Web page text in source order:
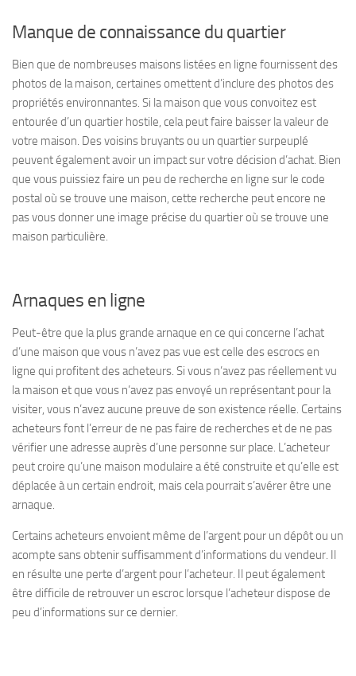
Manque de connaissance du quartier
Bien que de nombreuses maisons listées en ligne fournissent des
photos de la maison, certaines omettent d’inclure des photos des
propriétés environnantes. Si la maison que vous convoitez est
entourée d’un quartier hostile, cela peut faire baisser la valeur de
votre maison. Des voisins bruyants ou un quartier surpeuplé
peuvent également avoir un impact sur votre décision d’achat. Bien
que vous puissiez faire un peu de recherche en ligne sur le code
postal où se trouve une maison, cette recherche peut encore ne
pas vous donner une image précise du quartier où se trouve une
maison particulière.
Arnaques en ligne
Peut-être que la plus grande arnaque en ce qui concerne l’achat
d’une maison que vous n’avez pas vue est celle des escrocs en
ligne qui profitent des acheteurs. Si vous n’avez pas réellement vu
la maison et que vous n’avez pas envoyé un représentant pour la
visiter, vous n’avez aucune preuve de son existence réelle. Certains
acheteurs font l’erreur de ne pas faire de recherches et de ne pas
vérifier une adresse auprès d’une personne sur place. L’acheteur
peut croire qu’une maison modulaire a été construite et qu’elle est
déplacée à un certain endroit, mais cela pourrait s’avérer être une
arnaque.
Certains acheteurs envoient même de l’argent pour un dépôt ou un
acompte sans obtenir suffisamment d’informations du vendeur. Il
en résulte une perte d’argent pour l’acheteur. Il peut également
être difficile de retrouver un escroc lorsque l’acheteur dispose de
peu d’informations sur ce dernier.